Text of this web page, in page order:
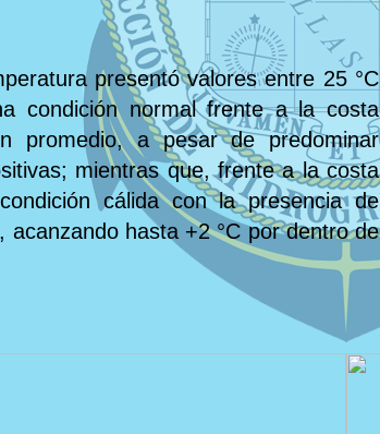
presentó valores entre 25 °C
condición normal frente a la costa
promedio, a pesar de predominar
mientras que, frente a la costa
cálida con la presencia de
acanzando hasta +2 °C por dentro de